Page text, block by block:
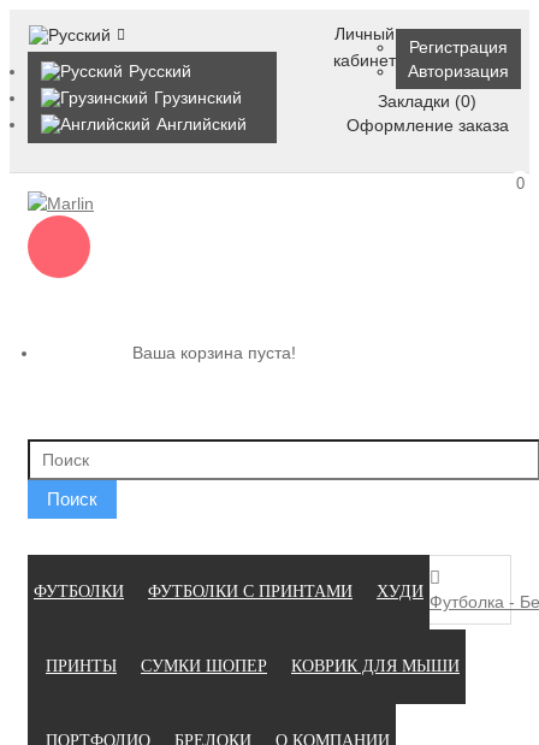
Русский
Грузинский
Английский
Личный
кабинет
Регистрация
Авторизация
Закладки (0)
Оформление заказа
0
Ваша корзина пуста!
Поиск
ФУТБОЛКИ ФУТБОЛКИ С ПРИНТАМИ ХУДИ
ПРИНТЫ СУМКИ ШОПЕР КОВРИК ДЛЯ МЫШИ
ПОРТФОЛИО БРЕЛОКИ О КОМПАНИИ
Футболка -